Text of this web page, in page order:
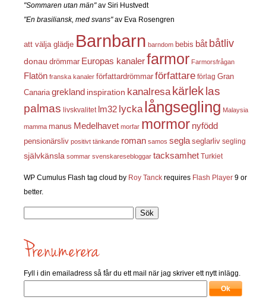
"Sommaren utan män"av Siri Hustvedt
"En brasiliansk, med svans"av Eva Rosengren
att välja glädje Barnbarn barndom bebis båt båtliv
donau drömmar Europas kanalerfarmor Farmorsfrågan
Flatön franska kanaler författardrömmar författare förlag Gran
Canaria grekland inspiration kanalresa kärleklas
palmas livskvalitet lm32 lycka långsegling Malaysia
mamma manus Medelhavet morfar mormor nyfödd
pensionärsliv positivt tänkande roman samos segla seglarliv segling
självkänsla sommar svenskaresebloggar tacksamhet Turkiet
WP Cumulus Flash tag cloud by Roy Tanck requires Flash Player 9 or
better.
Fyll i din emailadress så får du ett mail när jag skriver ett nytt inlägg.